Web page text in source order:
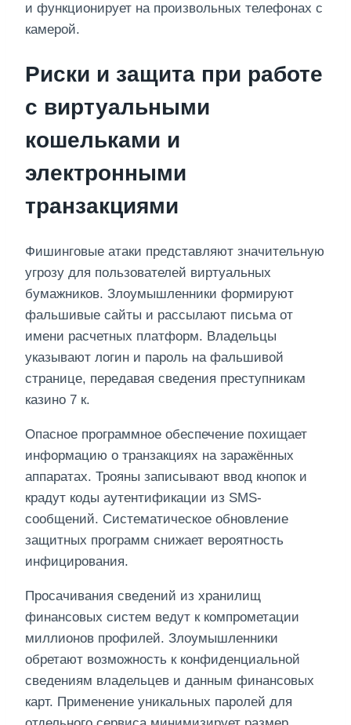
и функционирует на произвольных телефонах с
камерой.
Риски и защита при работе
с виртуальными
кошельками и
электронными
транзакциями
Фишинговые атаки представляют значительную
угрозу для пользователей виртуальных
бумажников. Злоумышленники формируют
фальшивые сайты и рассылают письма от
имени расчетных платформ. Владельцы
указывают логин и пароль на фальшивой
странице, передавая сведения преступникам
казино 7 к.
Опасное программное обеспечение похищает
информацию о транзакциях на заражённых
аппаратах. Трояны записывают ввод кнопок и
крадут коды аутентификации из SMS-
сообщений. Систематическое обновление
защитных программ снижает вероятность
инфицирования.
Просачивания сведений из хранилищ
финансовых систем ведут к компрометации
миллионов профилей. Злоумышленники
обретают возможность к конфиденциальной
сведениям владельцев и данным финансовых
карт. Применение уникальных паролей для